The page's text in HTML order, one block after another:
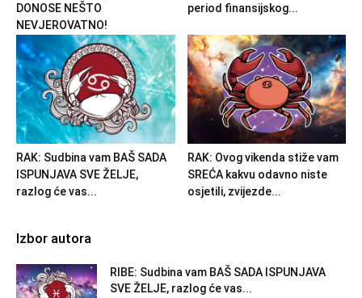
DONOSE NEŠTO
NEVJEROVATNO!
period finansijskog...
RAK: Sudbina vam BAŠ SADA
ISPUNJAVA SVE ŽELJE,
razlog će vas...
RAK: Ovog vikenda stiže vam
SREĆA kakvu odavno niste
osjetili, zvijezde...
Izbor autora
RIBE: Sudbina vam BAŠ SADA ISPUNJAVA
SVE ŽELJE, razlog će vas...